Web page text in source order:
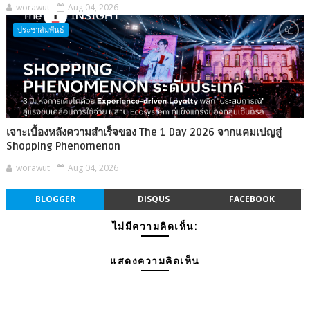
worawut Aug 04, 2026
ประชาสัมพันธ์
เจาะเบื้องหลังความสำเร็จของ The 1 Day 2026 จากแคมเปญสู่
Shopping Phenomenon
worawut Aug 04, 2026
BLOGGER DISQUS FACEBOOK
ไม่มีความคิดเห็น:
แสดงความคิดเห็น